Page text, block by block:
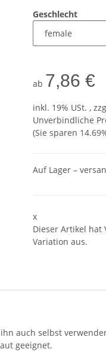
Geschlecht
ab 7,86 €
inkl. 19% USt. ,
Unverbindliche
(Sie sparen
Auf Lager –
x
Dieser Artikel hat
Variation aus.
auch selbst
geeignet.